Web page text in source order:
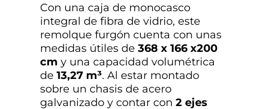
Con una caja de monocasco
integral de fibra de vidrio, este
remolque furgón cuenta con unas
medidas útiles de 368 x 166 x200
cm y una capacidad volumétrica
de 13,27 m³. Al estar montado
sobre un chasis de acero
galvanizado y contar con 2 ejes